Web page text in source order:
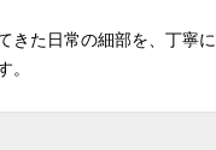
きた日常の細部を、丁寧
。